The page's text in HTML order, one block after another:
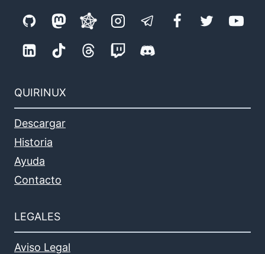
QUIRINUX
Descargar
Historia
Ayuda
Contacto
LEGALES
Aviso Legal